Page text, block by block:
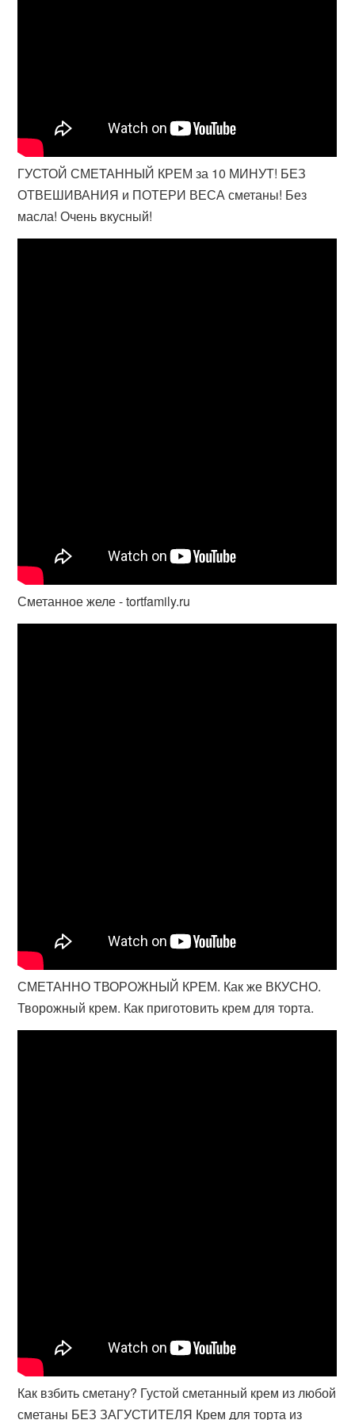
ГУСТОЙ СМЕТАННЫЙ КРЕМ за 10 МИНУТ! БЕЗ
ОТВЕШИВАНИЯ и ПОТЕРИ ВЕСА сметаны! Без
масла! Очень вкусный!
Сметанное желе - tortfamily.ru
СМЕТАННО ТВОРОЖНЫЙ КРЕМ. Как же ВКУСНО.
Творожный крем. Как приготовить крем для торта.
Как взбить сметану? Густой сметанный крем из любой
сметаны БЕЗ ЗАГУСТИТЕЛЯ Крем для торта из